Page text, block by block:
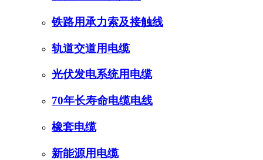
铁路用承力索及接触线
轨道交道用电缆
光伏发电系统用电缆
70年长寿命电缆电线
橡套电缆
新能源用电缆